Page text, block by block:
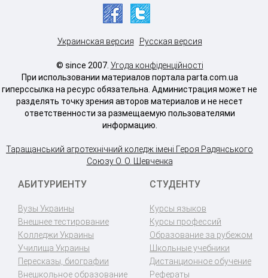
Украинская версия Русская версия
© since 2007. Угода конфіденційності
При использовании материалов портала parta.com.ua
гиперссылка на ресурс обязательна. Администрация может не
разделять точку зрения авторов материалов и не несет
ответственности за размещаемую пользователями
информацию.
Таращанський агротехнічний коледж імені Героя Радянського
Союзу О. О. Шевченка
АБИТУРИЕНТУ
Вузы Украины
Внешнее тестирование
Колледжи Украины
Училища Украины
Пересказы, биографии
Внешкольное образование
СТУДЕНТУ
Курсы языков
Курсы профессий
Образование за рубежом
Школьные учебники
Дистанционное обучение
Рефераты